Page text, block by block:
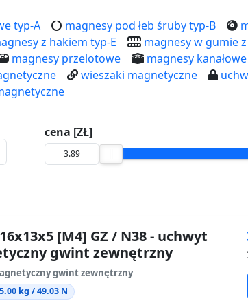
typ-A magnesy pod łeb śruby typ-B
z hakiem typ-E
magnesy w gumie
magnesy przelotowe magnesy kanałowe
wieszaki magnetyczne
cena [ZŁ]
[M4] GZ / N38 - uchwyt
gwint zewnętrzny
gwint zewnętrzny
5.00 kg / 49.03 N